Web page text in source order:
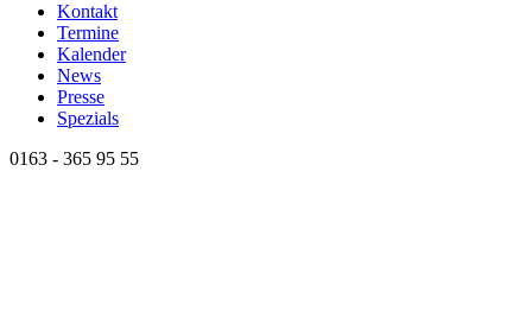
Kontakt
Termine
Kalender
News
Presse
Spezials
0163 - 365 95 55